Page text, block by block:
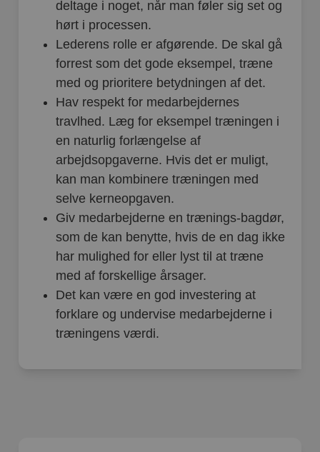
deltage i noget, når man føler sig set og
hørt i processen.
Lederens rolle er afgørende. De skal gå
forrest som det gode eksempel, træne
med og prioritere betydningen af det.
Hav respekt for medarbejdernes
travlhed. Læg for eksempel træningen i
en naturlig forlængelse af
arbejdsopgaverne. Hvis det er muligt,
kan man kombinere træningen med
selve kerneopgaven.
Giv medarbejderne en trænings-bagdør,
som de kan benytte, hvis de en dag ikke
har mulighed for eller lyst til at træne
med af forskellige årsager.
Det kan være en god investering at
forklare og undervise medarbejderne i
træningens værdi.